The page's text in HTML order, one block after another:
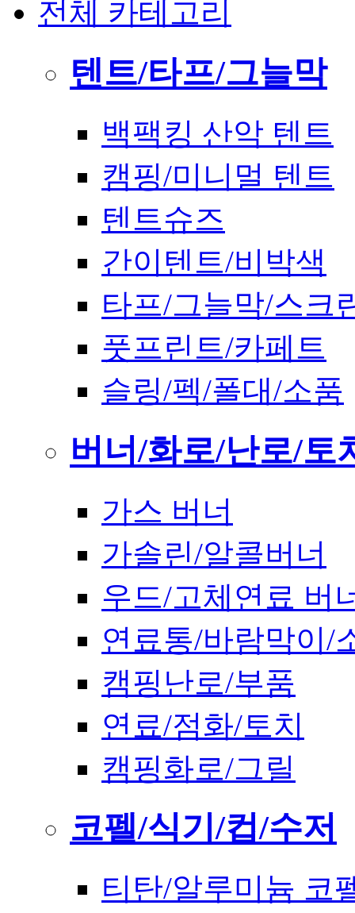
전체 카테고리
텐트/타프/그늘막
백팩킹 산악 텐트
캠핑/미니멀 텐트
텐트슈즈
간이텐트/비박색
타프/그늘막/스크
풋프린트/카페트
슬링/펙/폴대/소품
버너/화로/난로/토
가스 버너
가솔린/알콜버너
우드/고체연료 버
연료통/바람막이/
캠핑난로/부품
연료/점화/토치
캠핑화로/그릴
코펠/식기/컵/수저
티탄/알루미늄 코